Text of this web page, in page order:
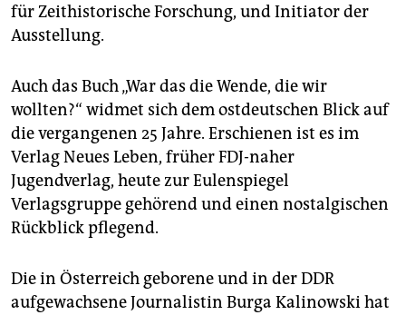
für Zeithistorische Forschung, und Initiator der
Ausstellung.
Auch das Buch „War das die Wende, die wir
wollten?“ widmet sich dem ostdeutschen Blick auf
die vergangenen 25 Jahre. Erschienen ist es im
Verlag Neues Leben, früher FDJ-naher
Jugendverlag, heute zur Eulenspiegel
Verlagsgruppe gehörend und einen nostalgischen
Rückblick pflegend.
Die in Österreich geborene und in der DDR
aufgewachsene Journalistin Burga Kalinowski hat